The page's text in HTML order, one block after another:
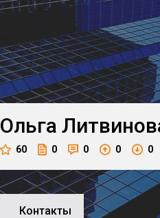
Ольга
60 0 0 0 0
Контакты